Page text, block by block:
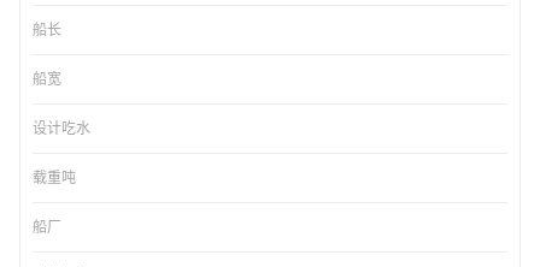
船长
船宽
设计吃水
载重吨
船厂